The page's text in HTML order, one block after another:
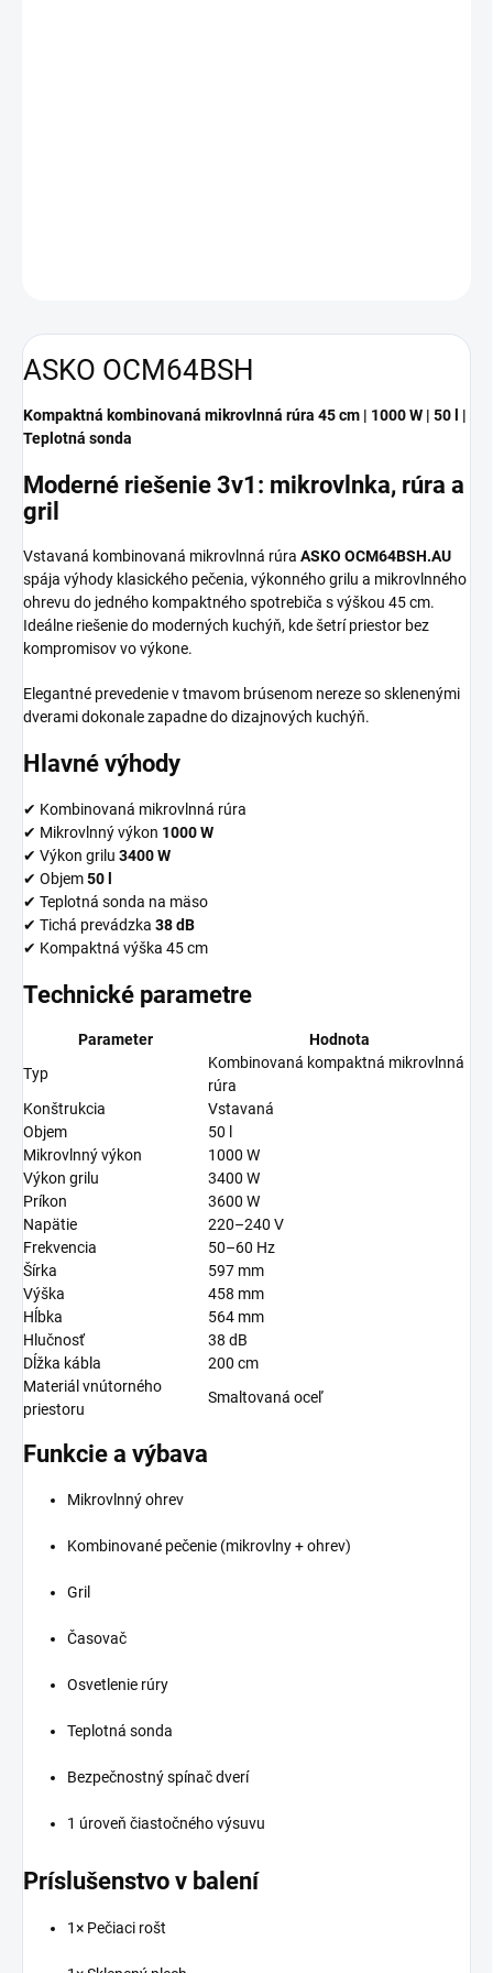
ASKO OCM64BSH
Kompaktná kombinovaná mikrovlnná rúra 45 cm | 1000 W | 50 l |
Teplotná sonda
Moderné riešenie 3v1: mikrovlnka, rúra a
gril
Vstavaná kombinovaná mikrovlnná rúra ASKO OCM64BSH.AU
spája výhody klasického pečenia, výkonného grilu a mikrovlnného
ohrevu do jedného kompaktného spotrebiča s výškou 45 cm.
Ideálne riešenie do moderných kuchýň, kde šetrí priestor bez
kompromisov vo výkone.
Elegantné prevedenie v tmavom brúsenom nereze so sklenenými
dverami dokonale zapadne do dizajnových kuchýň.
Hlavné výhody
✔ Kombinovaná mikrovlnná rúra
✔ Mikrovlnný výkon 1000 W
✔ Výkon grilu 3400 W
✔ Objem50 l
✔ Teplotná sonda na mäso
✔ Tichá prevádzka 38 dB
✔ Kompaktná výška 45 cm
Technické parametre
Parameter
Hodnota
Typ
Kombinovaná kompaktná mikrovlnná
rúra
Konštrukcia
Vstavaná
Objem
50 l
Mikrovlnný výkon
1000 W
Výkon grilu
3400 W
Príkon
3600 W
Napätie
220–240 V
Frekvencia
50–60 Hz
Šírka
597 mm
Výška
458 mm
Hĺbka
564 mm
Hlučnosť
38 dB
Dĺžka kábla
200 cm
Materiál vnútorného
priestoru
Smaltovaná oceľ
Funkcie a výbava
Mikrovlnný ohrev
Kombinované pečenie (mikrovlny + ohrev)
Gril
Časovač
Osvetlenie rúry
Teplotná sonda
Bezpečnostný spínač dverí
1 úroveň čiastočného výsuvu
Príslušenstvo v balení
1× Pečiaci rošt